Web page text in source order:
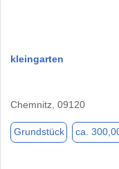
kleingarten
Chemnitz, 09120
Grundstück ca.